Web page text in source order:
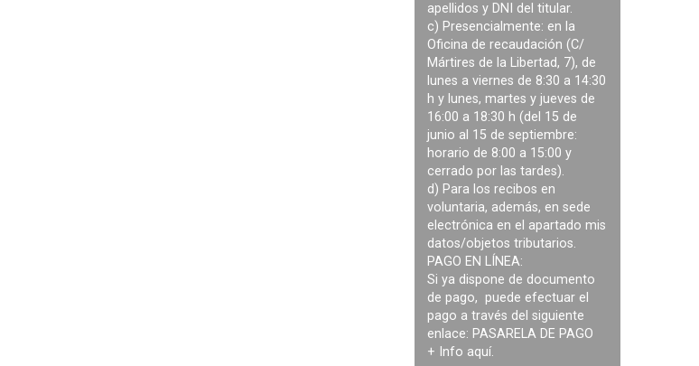
apellidos y DNI del titular.
c) Presencialmente: en la
Oficina de recaudación (C/
Mártires de la Libertad, 7), de
lunes a viernes de 8:30 a 14:30
h y lunes, martes y jueves de
16:00 a 18:30 h (del 15 de
junio al 15 de septiembre:
horario de 8:00 a 15:00 y
cerrado por las tardes).
d) Para los recibos en
voluntaria, además, en sede
electrónica en el apartado mis
datos/objetos tributarios.
PAGO EN LÍNEA:
Si ya dispone de documento
de pago, puede efectuar el
pago a través del siguiente
enlace: PASARELA DE PAGO
+ Info aquí.